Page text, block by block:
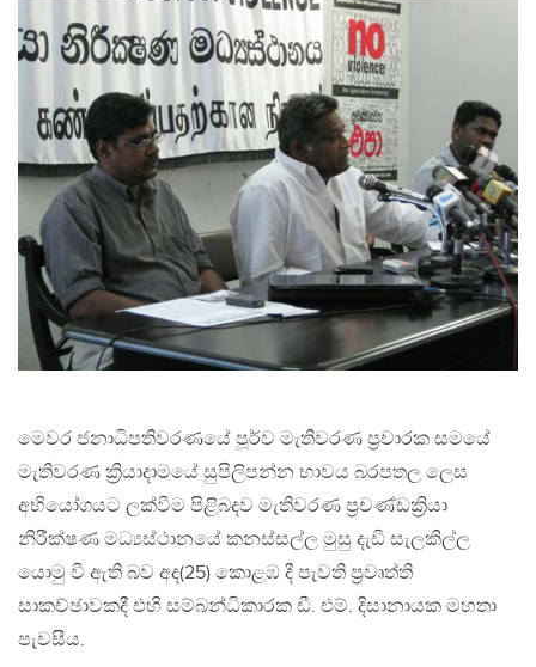
මෙවර ජනාධිපතිවරණයේ පූර්ව මැතිවරණ ප්‍රචාරක සමයේ
මැතිවරණ ක්‍රියාදාමයේ සුපිලිපන්න භාවය බරපතල ලෙස
අභියෝගයට ලක්වීම පිළිබදව මැතිවරණ ප්‍රචණ්ඩක්‍රියා
නිරීක්ෂණ මධ්‍යස්ථානයේ කනස්සල්ල මුසු දැඩි සැලකිල්ල
යොමු වී ඇති බව අද(25) කොළඹ දී පැවති ප්‍රවෘත්ති
සාකච්ඡාවකදී එහි සම්බන්ධිකාරක ඩී. එම්. දිසානායක මහතා
පැවසීය.